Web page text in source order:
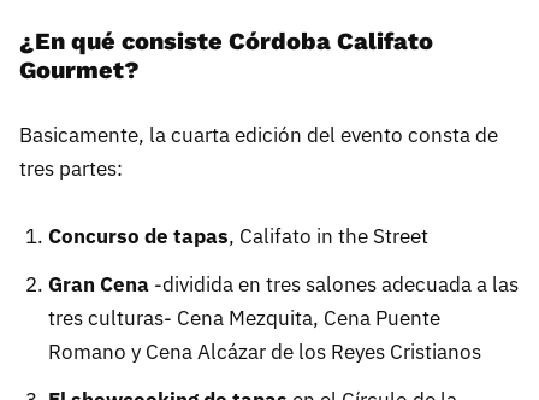
¿En qué consiste Córdoba Califato
Gourmet?
Basicamente, la cuarta edición del evento consta de
tres partes:
Concurso de tapas, Califato in the Street
Gran Cena -dividida en tres salones adecuada a las
tres culturas- Cena Mezquita, Cena Puente
Romano y Cena Alcázar de los Reyes Cristianos